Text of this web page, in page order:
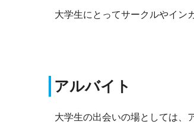
大学生にとってサークルやイン
アルバイト
大学生の出会いの場としては、